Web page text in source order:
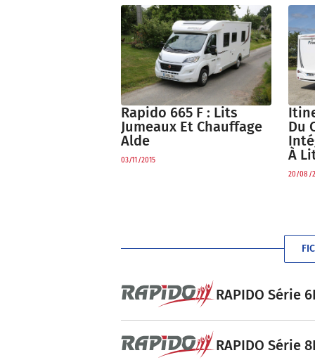
Rapido 665 F : Lits
Jumeaux Et Chauffage
Alde
03/11/2015
Du
À
20/08/
RAPIDO Série
RAPIDO Série